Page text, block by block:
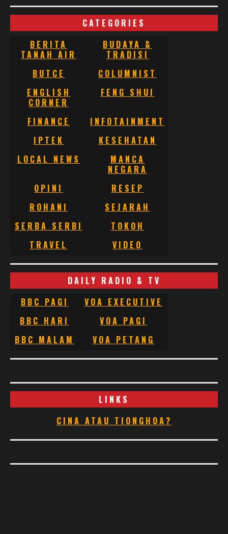
CATEGORIES
BERITA
TANAH AIR
BUDAYA &
TRADISI
BUTCE
COLUMNIST
ENGLISH
CORNER
FENG SHUI
FINANCE
INFOTAINMENT
IPTEK
KESEHATAN
LOCAL NEWS
MANCA
NEGARA
OPINI
RESEP
ROHANI
SEJARAH
SERBA SERBI
TOKOH
TRAVEL
VIDEO
DAILY RADIO & TV
BBC PAGI
VOA EXECUTIVE
BBC HARI
VOA PAGI
BBC MALAM
VOA PETANG
LINKS
CINA ATAU TIONGHOA?